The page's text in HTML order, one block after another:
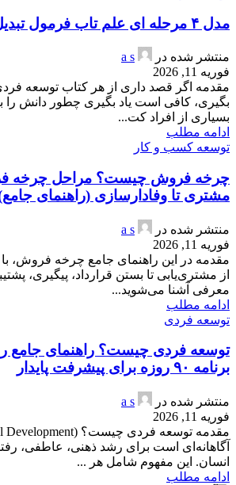
مدل ۴ مرحله ای علم تاب فرمول تبدیل دانش به عمل
منتشر شده در
a s
فوریه 11, 2026
مقدمه اگر قصد داری از هر کتاب توسعه فردی
بگیری، کافی است یاد بگیری چطور دانش را
بسیاری از افراد کت...
ادامه مطلب
توسعه کسب و کار
چرخه فروش چیست؟ مراحل چرخه
مشتری تا وفادارسازی (راهنمای
منتشر شده در
a s
فوریه 11, 2026
مقدمه در این راهنمای جامع چرخه فروش،
از مشتری‌یابی تا بستن قرارداد، پیگیری،
معرفی آشنا می‌شوید...
ادامه مطلب
توسعه فردی
توسعه فردی چیست؟ راهنمای جامع
برنامه ۹۰ روزه برای پیشرفت پایدار
منتشر شده در
a s
فوریه 11, 2026
آگاهانه‌ای است برای رشد ذهنی، عاطفی،
انسان. این مفهوم شامل هر ...
ادامه مطلب